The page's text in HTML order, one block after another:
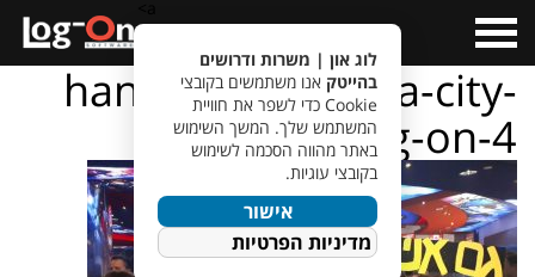
Menu
hanukkah-cinema-city-
log-on-4
לוג און | משרות ודרושים
בהייטק אנו משתמשים בקובצי
Cookie כדי לשפר את חוויית
המשתמש שלך. המשך השימוש
באתר מהווה הסכמה לשימוש
בקובצי עוגיות.
אישור
מדיניות הפרטיות